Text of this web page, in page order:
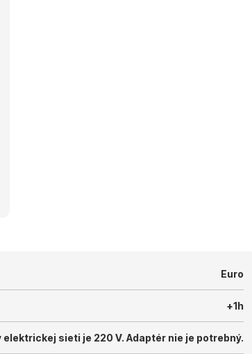
Euro
+1h
elektrickej sieti je 220 V. Adaptér nie je potrebný.